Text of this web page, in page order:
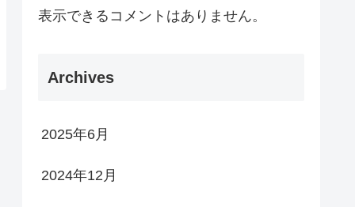
表示できるコメントはありません。
Archives
2025年6月
2024年12月